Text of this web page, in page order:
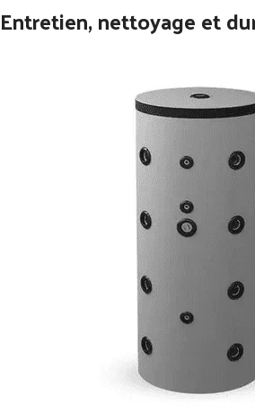
Entretien, nettoyage et